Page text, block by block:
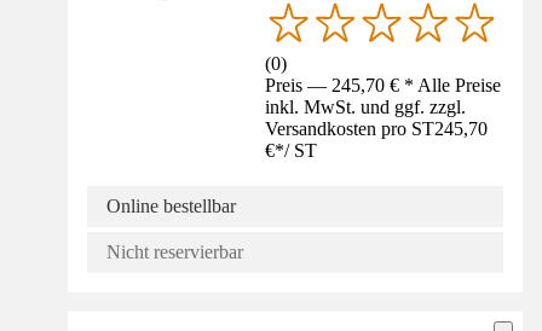
(0)
Preis — 245,70 € * Alle Preise
inkl. MwSt. und ggf. zzgl.
Versandkosten pro ST245,70
€*/ ST
Online bestellbar
Nicht reservierbar